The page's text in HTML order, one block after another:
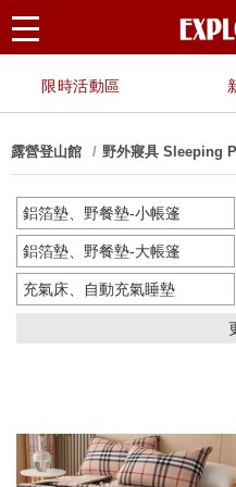
限時活動區
露營登山館 野外寢具 Sleeping
鋁箔墊、野餐墊-小帳篷
鋁箔墊、野餐墊-大帳篷
充氣床、自動充氣睡墊